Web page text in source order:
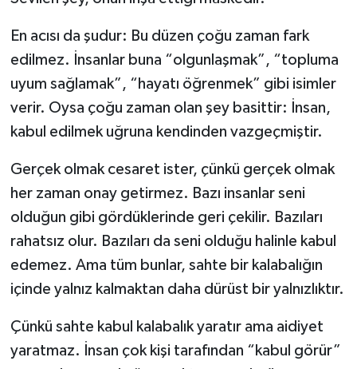
En acısı da şudur: Bu düzen çoğu zaman fark
edilmez. İnsanlar buna “olgunlaşmak”, “topluma
uyum sağlamak”, “hayatı öğrenmek” gibi isimler
verir. Oysa çoğu zaman olan şey basittir: İnsan,
kabul edilmek uğruna kendinden vazgeçmiştir.
Gerçek olmak cesaret ister, çünkü gerçek olmak
her zaman onay getirmez. Bazı insanlar seni
olduğun gibi gördüklerinde geri çekilir. Bazıları
rahatsız olur. Bazıları da seni olduğu halinle kabul
edemez. Ama tüm bunlar, sahte bir kalabalığın
içinde yalnız kalmaktan daha dürüst bir yalnızlıktır.
Çünkü sahte kabul kalabalık yaratır ama aidiyet
yaratmaz. İnsan çok kişi tarafından “kabul görür”